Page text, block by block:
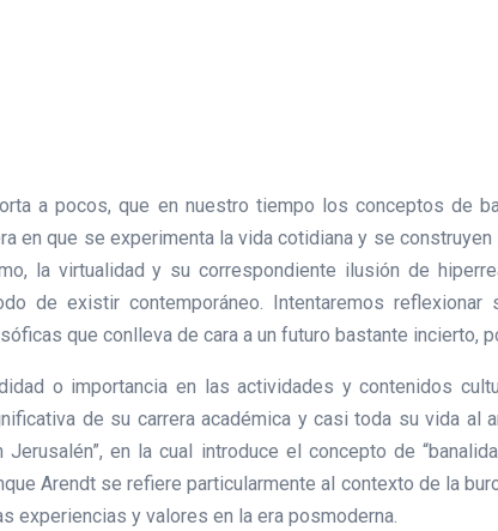
a pocos, que en nuestro tiempo los conceptos de
en que se experimenta la vida cotidiana y se
la virtualidad y su correspondiente ilusión de
de existir contemporáneo. Intentaremos
que conlleva de cara a un futuro bastante incierto,
o importancia en las actividades y contenidos
de su carrera académica y casi toda su vida al
en la cual introduce el concepto de
Arendt se refiere particularmente al contexto de la
experiencias y valores en la era posmoderna.